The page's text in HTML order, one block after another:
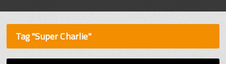
Tag "Super Charlie"